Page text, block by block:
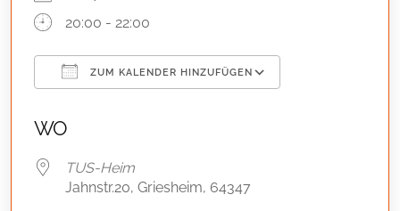
20:00 - 22:00
ZUM KALENDER HINZUFÜGEN
WO
TUS-Heim
Jahnstr.20, Griesheim, 64347